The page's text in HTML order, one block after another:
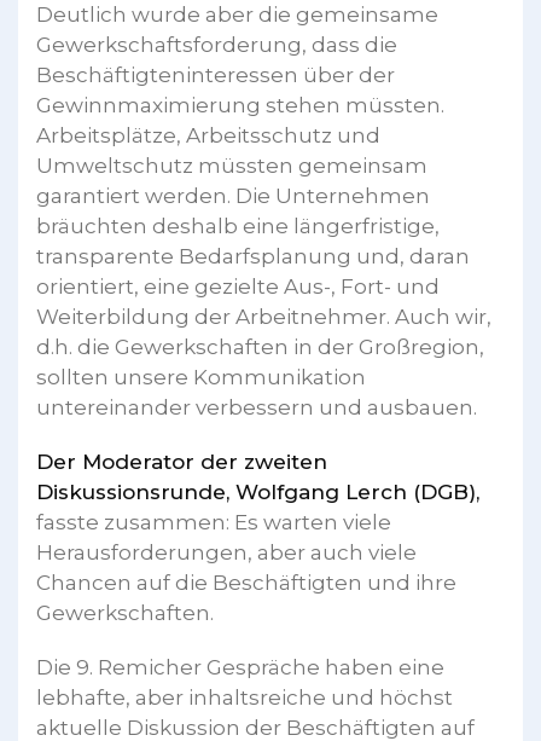
Deutlich wurde aber die gemeinsame
Gewerkschaftsforderung, dass die
Beschäftigteninteressen über der
Gewinnmaximierung stehen müssten.
Arbeitsplätze, Arbeitsschutz und
Umweltschutz müssten gemeinsam
garantiert werden. Die Unternehmen
bräuchten deshalb eine längerfristige,
transparente Bedarfsplanung und, daran
orientiert, eine gezielte Aus-, Fort- und
Weiterbildung der Arbeitnehmer. Auch wir,
d.h. die Gewerkschaften in der Großregion,
sollten unsere Kommunikation
untereinander verbessern und ausbauen.
Der Moderator der zweiten
Diskussionsrunde, Wolfgang Lerch (DGB),
fasste zusammen: Es warten viele
Herausforderungen, aber auch viele
Chancen auf die Beschäftigten und ihre
Gewerkschaften.
Die 9. Remicher Gespräche haben eine
lebhafte, aber inhaltsreiche und höchst
aktuelle Diskussion der Beschäftigten auf